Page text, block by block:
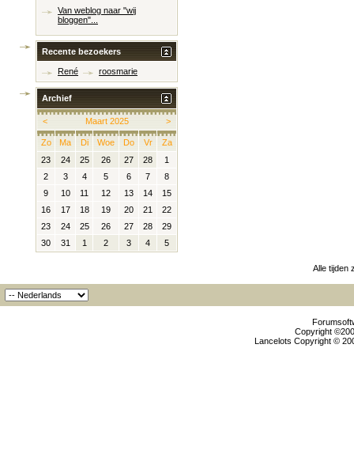
Van weblog naar "wij
bloggen"...
Recente bezoekers
René roosmarie
Archief
< >
Maart 2025
Zo Ma Di Woe Do Vr
Za
23
24 25 26 27 28
1
2
3 4 5 6 7
8
9
10 11 12 13 14
15
16
17 18 19 20 21
22
23
24 25 26 27 28
29
30
31 1 2 3 4 5
Alle tijden
Copyright
Lancelots Copyright ©